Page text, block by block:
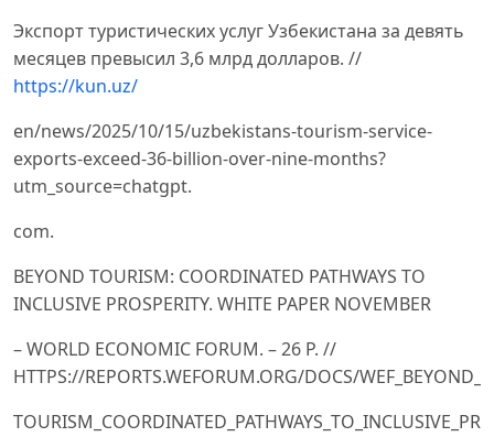
Экспорт туристических услуг Узбекистана за девять
месяцев превысил 3,6 млрд долларов. //
https://kun.uz/
en/news/2025/10/15/uzbekistans-tourism-service-
exports-exceed-36-billion-over-nine-months?
utm_source=chatgpt.
com.
BEYOND TOURISM: COORDINATED PATHWAYS TO
INCLUSIVE PROSPERITY. WHITE PAPER NOVEMBER
– WORLD ECONOMIC FORUM. – 26 Р. //
HTTPS://REPORTS.WEFORUM.ORG/DOCS/WEF_BEYOND_